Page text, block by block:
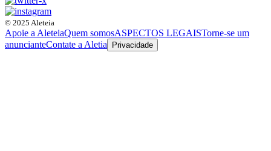
© 2025 Aleteia
Apoie a AleteiaQuem somosASPECTOS LEGAISTorne-se um
anuncianteContate a Aletia Privacidade